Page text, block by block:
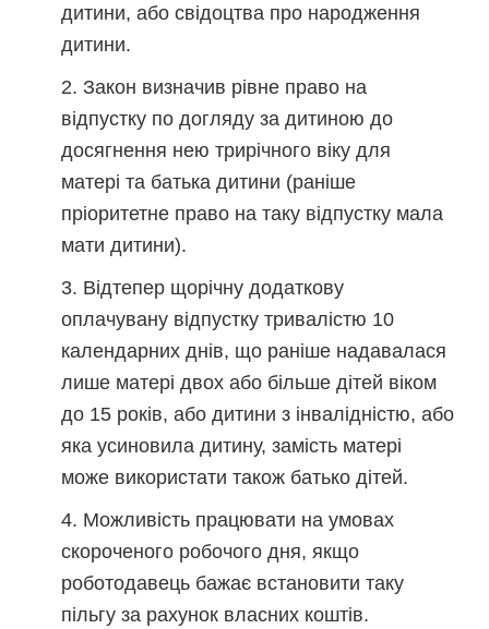
дитини, або свідоцтва про народження
дитини.
Закон визначив рівне право на
відпустку по догляду за дитиною до
досягнення нею трирічного віку для
матері та батька дитини (раніше
пріоритетне право на таку відпустку мала
мати дитини).
Відтепер щорічну додаткову
оплачувану відпустку тривалістю 10
календарних днів, що раніше надавалася
лише матері двох або більше дітей віком
до 15 років, або дитини з інвалідністю, або
яка усиновила дитину, замість матері
може використати також батько дітей.
Можливість працювати на умовах
скороченого робочого дня, якщо
роботодавець бажає встановити таку
пільгу за рахунок власних коштів.